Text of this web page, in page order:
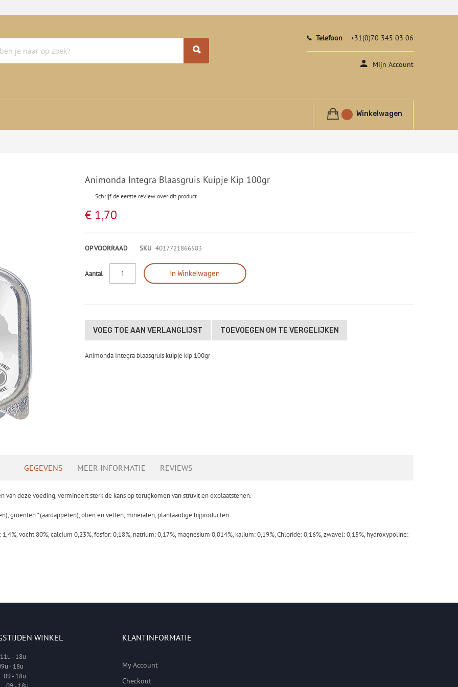
Telefoon +31(0)70 345 03 06
Mijn Account
Winkelwagen
Animonda Integra Blaasgruis Kuipje Kip 100gr
Schrijf de eerste review over dit product
€ 1,70
OP VOORRAAD SKU 4017721866583
Aantal In Winkelwagen
VOEG TOE AAN VERLANGLIJST TOEVOEGEN OM TE VERGELIJKEN
Animonda Integra blaasgruis kuipje kip 100gr
GEGEVENS
van deze voeding, vermindert sterk de kans op terugkomen van struvit en oxolaatstenen.
groenten *(aardappelen), oliën en vetten, mineralen, plantaardige bijproducten.
vocht 80%, calcium 0,23%, fosfor: 0,18%, natrium: 0,17%, magnesium 0,014%, kalium: 0,19%, Chloride: 0,16%, zwavel: 0,15%, hydroxypoline:
MEER INFORMATIE REVIEWS
WINKEL
- 18u
- 18u
- 18u
KLANTINFORMATIE
My Account
Checkout